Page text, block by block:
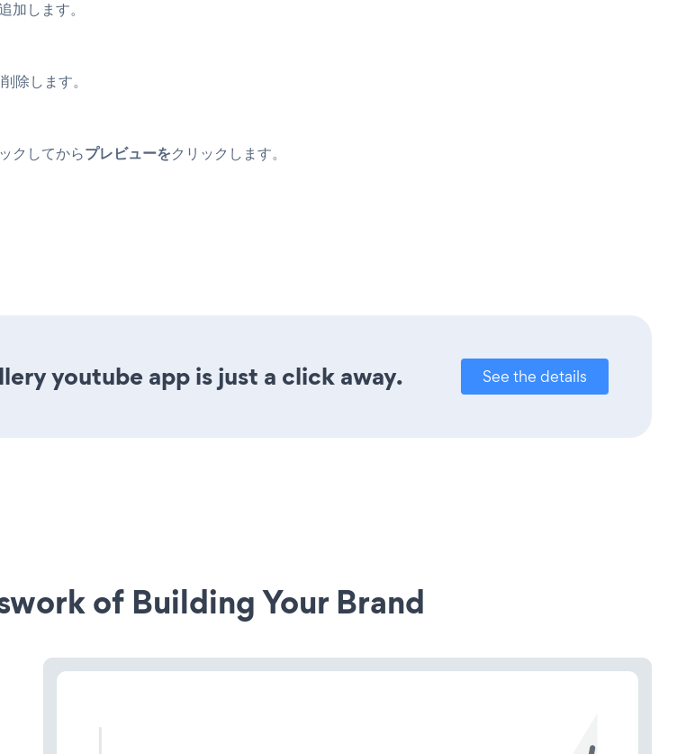
します。
除します。
クしてからプレビューをクリックします。
youtube app is just a click away. See the details
of Building Your Brand